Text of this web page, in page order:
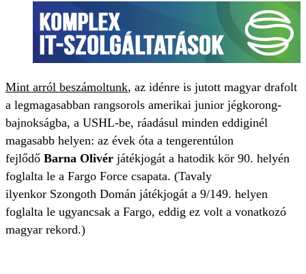
Mint arról beszámoltunk, az idénre is jutott magyar drafolt
a legmagasabban rangsorols amerikai junior jégkorong-
bajnokságba, a USHL-be, ráadásul minden eddiginél
magasabb helyen: az évek óta a tengerentúlon
fejlődő Barna Olivér játékjogát a hatodik kör 90. helyén
foglalta le a Fargo Force csapata. (Tavaly
ilyenkor Szongoth Domán játékjogát a 9/149. helyen
foglalta le ugyancsak a Fargo, eddig ez volt a vonatkozó
magyar rekord.)